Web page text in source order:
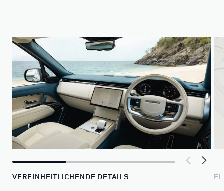
VEREINHEITLICHENDE DETAILS